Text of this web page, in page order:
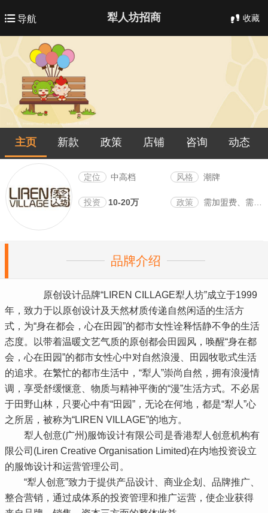
导航 犁人坊招商 收藏
主页 新款 政策 店铺 咨询 动态
定位 中高档 风格 潮牌
投资 10-20万 政策 需加盟费、需保证金
品牌介绍
原创设计品牌“LIREN CILLAGE犁人坊”成立于1999
年，致力于以原创设计及天然材质传递自然闲适的生活方
式，为“身在都会，心在田园”的都市女性诠释恬静不争的生活
态度。以带着温暖文艺气质的原创都会田园风，唤醒“身在都
会，心在田园”的都市女性心中对自然浪漫、田园牧歌式生活
的追求。在繁忙的都市生活中，“犁人”崇尚自然，拥有浪漫情
调，享受舒缓惬意、物质与精神平衡的“漫”生活方式。不必居
于田野山林，只要心中有“田园”，无论在何地，都是“犁人”心
之所居，被称为“LIREN VILLAGE”的地方。
犁人创意(广州)服饰设计有限公司是香港犁人创意机构有
限公司(Liren Creative Organisation Limited)在内地投资设立
的服饰设计和运营管理公司。
“犁人创意”致力于提供产品设计、商业企划、品牌推广、
整合营销，通过成体系的投资管理和推广运营，使企业获得